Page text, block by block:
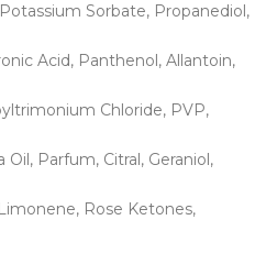
Sorbate, Propanediol,
Acid, Panthenol, Allantoin,
Chloride, PVP,
Parfum, Citral, Geraniol,
Rose Ketones,